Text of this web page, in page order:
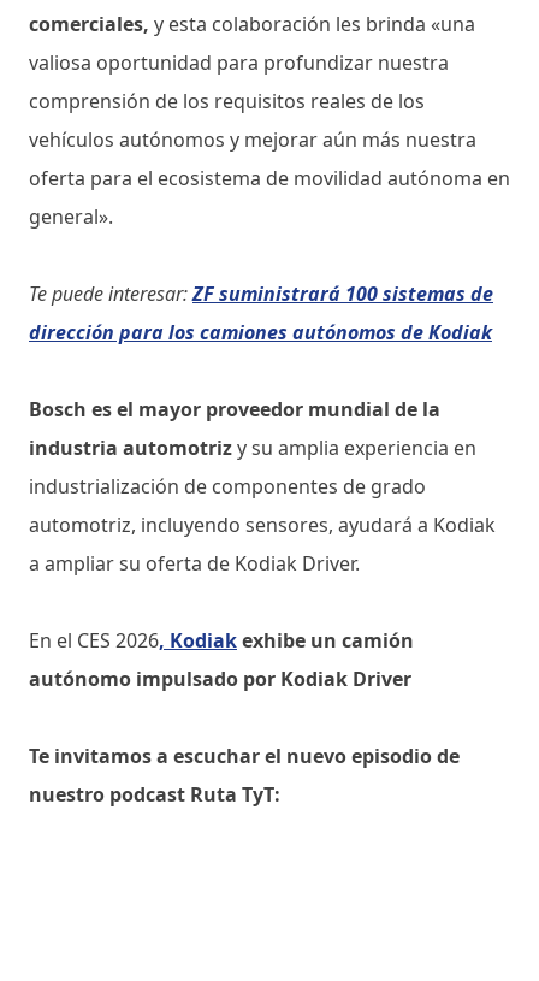
comerciales, y esta colaboración les brinda «una
valiosa oportunidad para profundizar nuestra
comprensión de los requisitos reales de los
vehículos autónomos y mejorar aún más nuestra
oferta para el ecosistema de movilidad autónoma en
general».
Te puede interesar:ZF suministrará 100 sistemas de
dirección para los camiones autónomos de Kodiak
Bosch es el mayor proveedor mundial de la
industria automotrizy su amplia experiencia en
industrialización de componentes de grado
automotriz, incluyendo sensores, ayudará a Kodiak
a ampliar su oferta de Kodiak Driver.
En el CES 2026, Kodiakexhibe un camión
autónomo impulsado por Kodiak Driver
Te invitamos a escuchar el nuevo episodio de
nuestro podcast Ruta TyT: